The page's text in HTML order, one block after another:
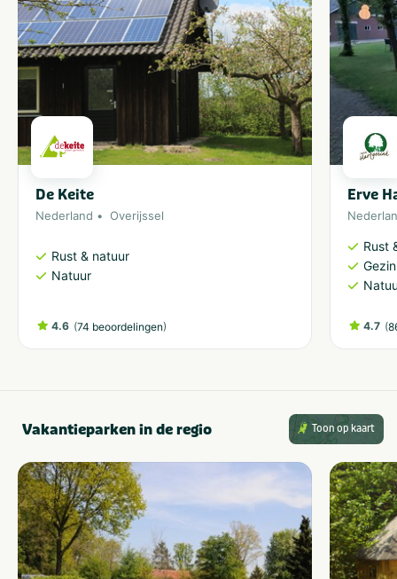
De Keite
Nederland Overijssel
Rust & natuur
Natuur
4.6 (74 beoordelingen)
Erve
Rust
4.7 (
Vakantieparken in de regio Toon op kaart